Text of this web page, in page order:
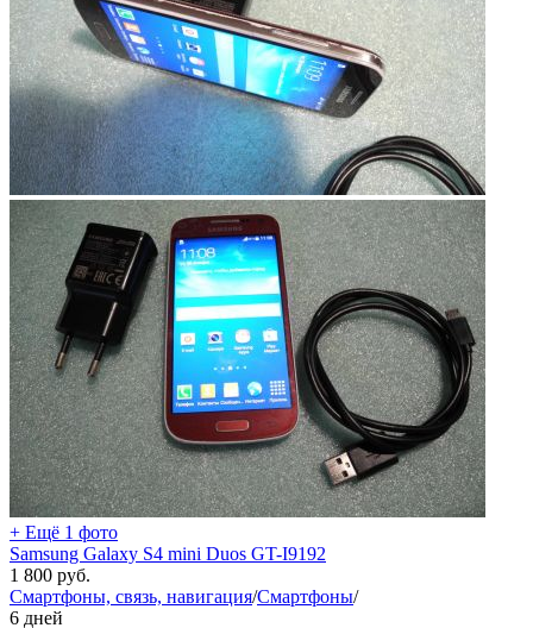
+ Ещё 1 фото
Samsung Galaxy S4 mini Duos GT-I9192
1 800 руб.
Смартфоны, связь, навигация/Смартфоны/
6 дней